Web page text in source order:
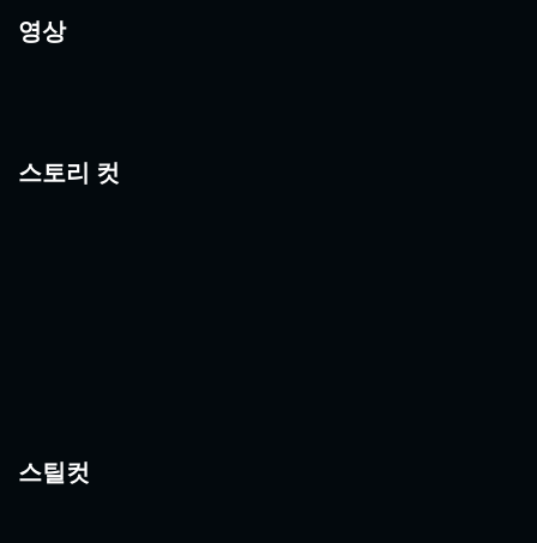
영상
스토리 컷
스틸컷